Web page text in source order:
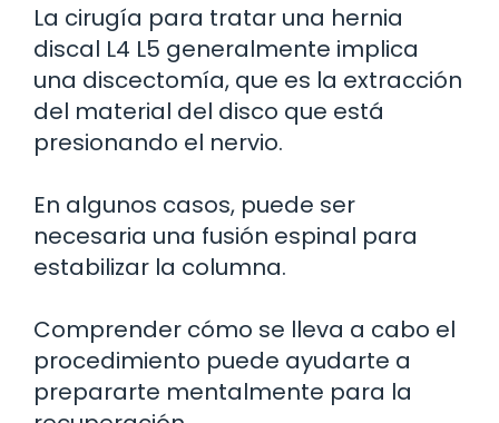
La cirugía para tratar una hernia
discal L4 L5 generalmente implica
una discectomía, que es la extracción
del material del disco que está
presionando el nervio.
En algunos casos, puede ser
necesaria una fusión espinal para
estabilizar la columna.
Comprender cómo se lleva a cabo el
procedimiento puede ayudarte a
prepararte mentalmente para la